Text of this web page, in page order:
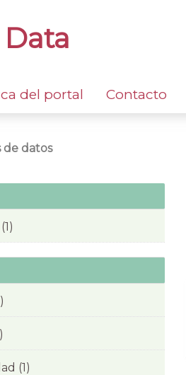
Data
del portal Contacto
de datos
(1)